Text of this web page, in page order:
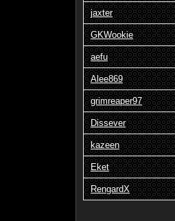
jaxter
GKWookie
aefu
Alee869
grimreaper97
Dissever
kazeen
Eket
RengardX